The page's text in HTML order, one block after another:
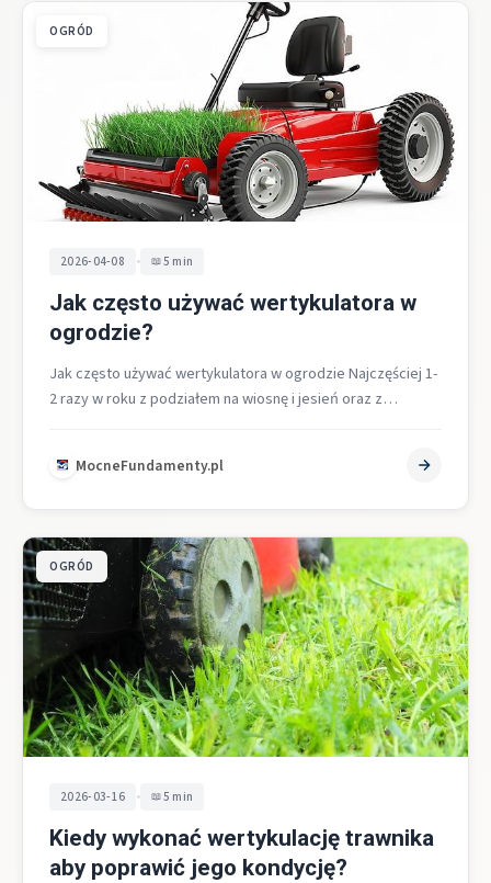
OGRÓD
2026-04-08 • 5 min
Jak często używać wertykulatora w
ogrodzie?
Jak często używać wertykulatora w ogrodzie Najczęściej 1-
2 razy w roku z podziałem na wiosnę i jesień oraz z
MocneFundamenty.pl
OGRÓD
2026-03-16 • 5 min
Kiedy wykonać wertykulację trawnika
aby poprawić jego kondycję?